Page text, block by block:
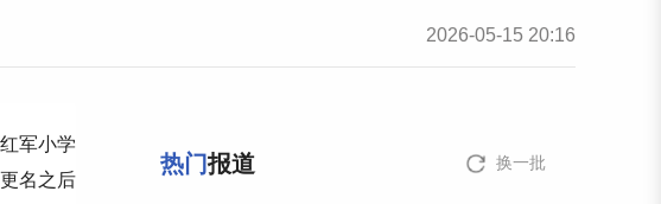
2026-05-15 20:16
军小学
名之后
热门报道 换一批